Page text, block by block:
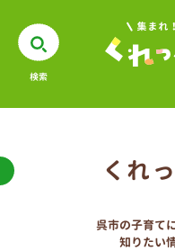
検索
くれ
呉市の子育て
知りたい